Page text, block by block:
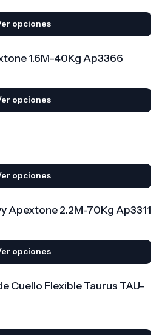
opciones
1.6M-40Kg Ap3366
opciones
opciones
Apextone 2.2M-70Kg Ap3311
opciones
Cuello Flexible Taurus TAU-